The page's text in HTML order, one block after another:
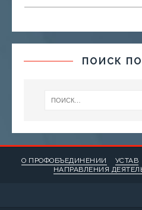
ПОИСК
О ПРОФОБЪЕДИНЕНИИ УСТАВ
НАПРАВЛЕНИЯ